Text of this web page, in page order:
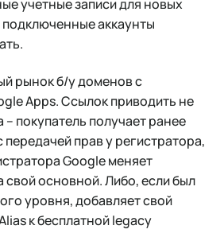
учетные записи для новых
аккаунты
рынок б/у доменов с
Apps. Ссылок приводить не
покупатель получает ранее
прав у регистратора,
Google меняет
основной. Либо, если был
уровня, добавляет свой
к бесплатной legacy